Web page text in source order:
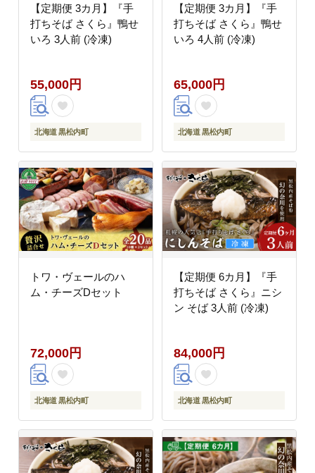
【定期便 3カ月】『手
打ちそば さくら』鴨せ
いろ 3人前 (冷凍)
55,000円
北海道 黒松内町
【定期便 3カ月】『手
打ちそば さくら』鴨せ
いろ 4人前 (冷凍)
65,000円
北海道 黒松内町
トワ・ヴェールのハ
ム・チーズDセット
72,000円
北海道 黒松内町
【定期便 6カ月】『手
打ちそば さくら』ニシ
ン そば 3人前 (冷凍)
84,000円
北海道 黒松内町